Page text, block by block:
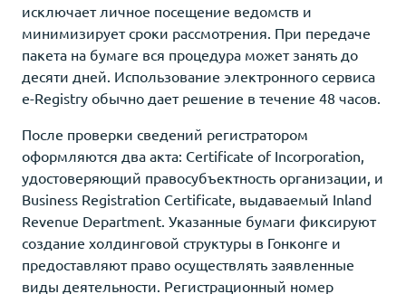
исключает личное посещение ведомств и
минимизирует сроки рассмотрения. При передаче
пакета на бумаге вся процедура может занять до
десяти дней. Использование электронного сервиса
e-Registry обычно дает решение в течение 48 часов.
После проверки сведений регистратором
оформляются два акта: Certificate of Incorporation,
удостоверяющий правосубъектность организации, и
Business Registration Certificate, выдаваемый Inland
Revenue Department. Указанные бумаги фиксируют
создание холдинговой структуры в Гонконге и
предоставляют право осуществлять заявленные
виды деятельности. Регистрационный номер